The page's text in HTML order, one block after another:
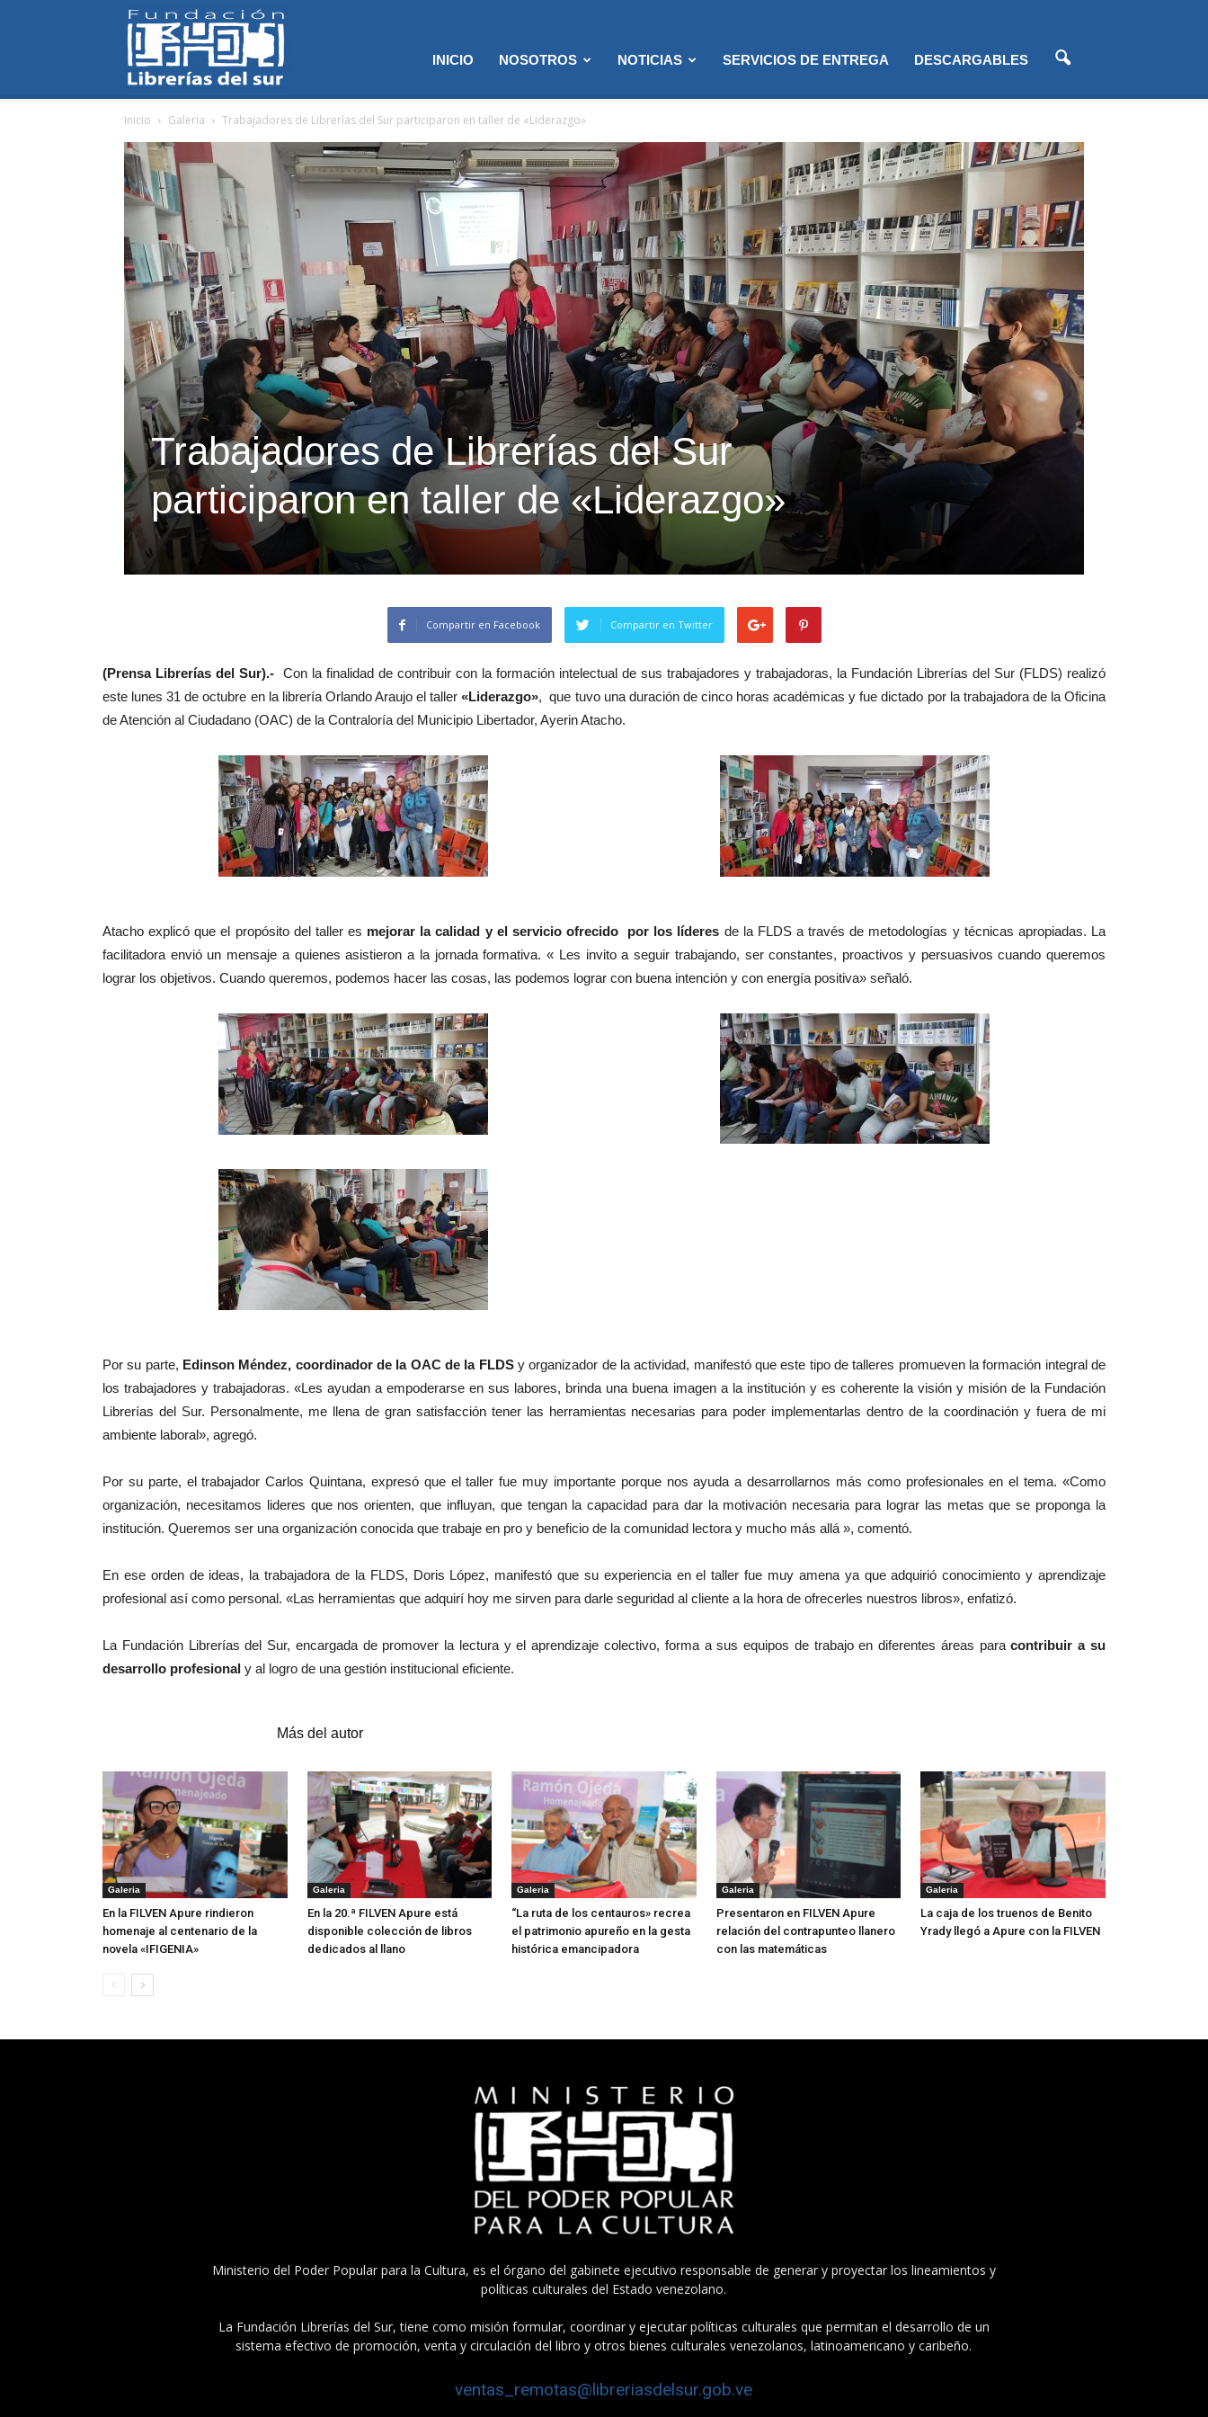
Librerías
Sur
INICIO NOSOTROS NOTICIAS SERVICIOS DE ENTREGA DESCARGABLES
Inicio Galeria Trabajadores de Librerías del Sur participaron en taller de «Liderazgo»
Trabajadores de Librerías del Sur
participaron en taller de «Liderazgo»
Compartir en Facebook Compartir en Twitter
(Prensa Librerías del Sur).- Con la finalidad de contribuir con la formación intelectual de sus trabajadores y trabajadoras, la Fundación Librerías del Sur (FLDS) realizó
este lunes 31 de octubre en la librería Orlando Araujo el taller«Liderazgo», que tuvo una duración de cinco horas académicas y fue dictado por la trabajadora de la Oficina
de Atención al Ciudadano (OAC) de la Contraloría del Municipio Libertador, Ayerin Atacho.
Atacho explicó que el propósito del taller es mejorar la calidad y el servicio ofrecido por los líderes de la FLDS a través de metodologías y técnicas apropiadas. La
facilitadora envió un mensaje a quienes asistieron a la jornada formativa. « Les invito a seguir trabajando, ser constantes, proactivos y persuasivos cuando queremos
lograr los objetivos. Cuando queremos, podemos hacer las cosas, las podemos lograr con buena intención y con energía positiva» señaló.
Por su parte, Edinson Méndez, coordinador de la OAC de la FLDSy organizador de la actividad, manifestó que este tipo de talleres promueven la formación integral de
los trabajadores y trabajadoras. «Les ayudan a empoderarse en sus labores, brinda una buena imagen a la institución y es coherente la visión y misión de la Fundación
Librerías del Sur. Personalmente, me llena de gran satisfacción tener las herramientas necesarias para poder implementarlas dentro de la coordinación y fuera de mi
ambiente laboral», agregó.
Por su parte, el trabajador Carlos Quintana, expresó que el taller fue muy importante porque nos ayuda a desarrollarnos más como profesionales en el tema. «Como
organización, necesitamos lideres que nos orienten, que influyan, que tengan la capacidad para dar la motivación necesaria para lograr las metas que se proponga la
institución. Queremos ser una organización conocida que trabaje en pro y beneficio de la comunidad lectora y mucho más allá », comentó.
En ese orden de ideas, la trabajadora de la FLDS, Doris López, manifestó que su experiencia en el taller fue muy amena ya que adquirió conocimiento y aprendizaje
profesional así como personal. «Las herramientas que adquirí hoy me sirven para darle seguridad al cliente a la hora de ofrecerles nuestros libros», enfatizó.
La Fundación Librerías del Sur, encargada de promover la lectura y el aprendizaje colectivo, forma a sus equipos de trabajo en diferentes áreas paracontribuir a su
desarrollo profesional y al logro de una gestión institucional eficiente.
Más del autor
Galeria
En la FILVEN Apure rindieron
homenaje al centenario de la
novela «IFIGENIA»
Galeria
En la 20.ª FILVEN Apure está
disponible colección de libros
dedicados al llano
Galeria
“La ruta de los centauros» recrea
el patrimonio apureño en la gesta
histórica emancipadora
Galeria
Presentaron en FILVEN Apure
relación del contrapunteo llanero
con las matemáticas
Galeria
La caja de los truenos de Benito
Yrady llegó a Apure con la FILVEN
Ministerio del Poder Popular para la Cultura, es el órgano del gabinete ejecutivo responsable de generar y proyectar los lineamientos y
políticas culturales del Estado venezolano.
La Fundación Librerías del Sur, tiene como misión formular, coordinar y ejecutar políticas culturales que permitan el desarrollo de un
sistema efectivo de promoción, venta y circulación del libro y otros bienes culturales venezolanos, latinoamericano y caribeño.
ventas_remotas@libreriasdelsur.gob.ve